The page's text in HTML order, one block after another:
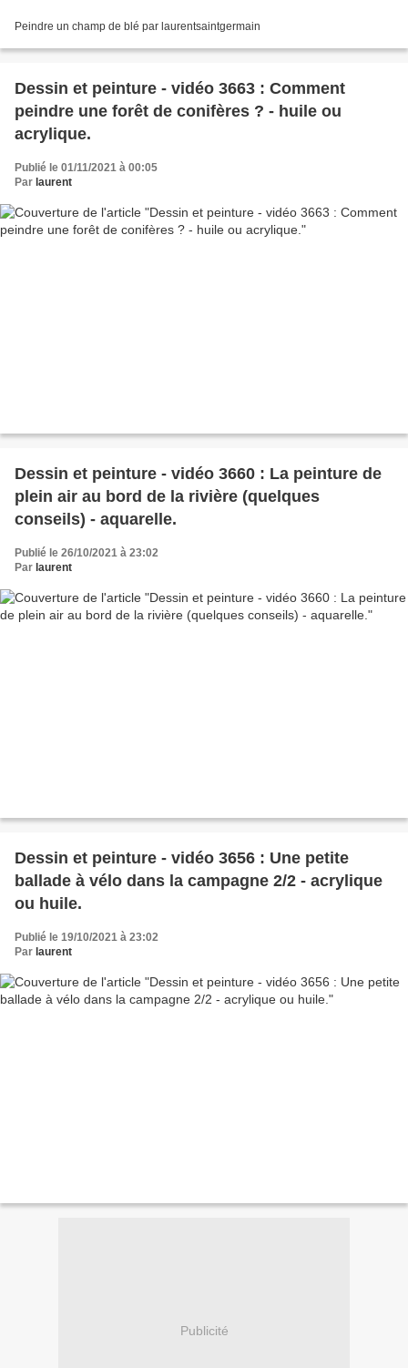
Peindre un champ de blé par laurentsaintgermain
Dessin et peinture - vidéo 3663 : Comment
peindre une forêt de conifères ? - huile ou
acrylique.
Publié le 01/11/2021 à 00:05
Par laurent
Dessin et peinture - vidéo 3660 : La peinture de
plein air au bord de la rivière (quelques
conseils) - aquarelle.
Publié le 26/10/2021 à 23:02
Par laurent
Dessin et peinture - vidéo 3656 : Une petite
ballade à vélo dans la campagne 2/2 - acrylique
ou huile.
Publié le 19/10/2021 à 23:02
Par laurent
Publicité